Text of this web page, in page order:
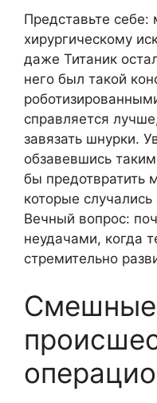
Представьте
хирургическому
даже Титаник
него был такой
справляется
завязать шнурки.
обзавевшись
бы предотвратить
которые случались
Вечный вопрос:
неудачами, когда
стремительно
Смешные